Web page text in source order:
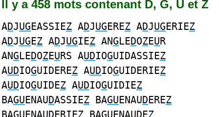
Il y a 458 mots contenant D, G, U et Z
ADJUGEASSIEZ ADJUGEREZ ADJUGERIEZ
ADJUGEZ ADJUGIEZ ANGLEDOZEUR
ANGLEDOZEURS AUDIOGUIDASSIEZ
AUDIOGUIDEREZ AUDIOGUIDERIEZ
AUDIOGUIDEZ AUDIOGUIDIEZ
BAGUENAUDASSIEZ BAGUENAUDEREZ
BAGUENAUDERIEZ BAGUENAUDEZ